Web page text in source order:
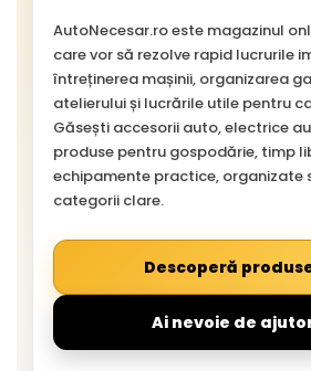
AutoNecesar.ro este magazinul
care vor să rezolve rapid lucrurile
întreținerea mașinii, organizarea
atelierului și lucrările utile pentru
Găsești accesorii auto, electrice
produse pentru gospodărie, timp
echipamente practice, organizate
categorii clare.
Descoperă
Ai nevoie de